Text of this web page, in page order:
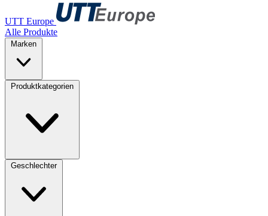
UTT Europe
Alle Produkte
Marken
Produktkategorien
Geschlechter